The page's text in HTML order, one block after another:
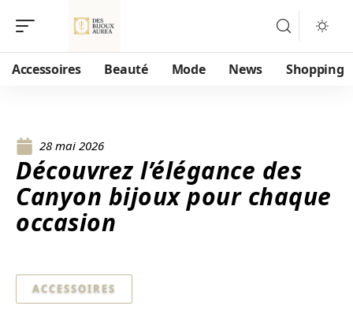
Accessoires Beauté Mode News Shopping
28 mai 2026
Découvrez l’élégance des
Canyon bijoux pour chaque
occasion
ACCESSOIRES